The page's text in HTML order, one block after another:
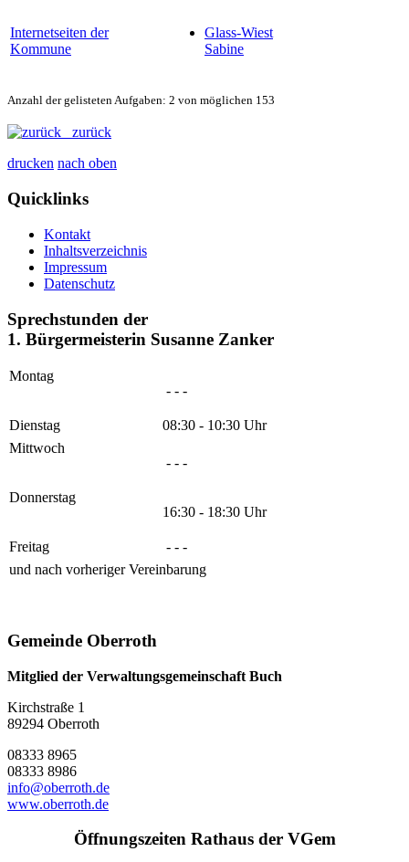
Internetseiten der
Kommune
Glass-Wiest
Sabine
Anzahl der gelisteten Aufgaben: 2 von möglichen 153
zurück
drucken nach oben
Quicklinks
Kontakt
Inhaltsverzeichnis
Impressum
Datenschutz
Sprechstunden der
1. Bürgermeisterin Susanne Zanker
Montag
- - -
Dienstag
08:30 - 10:30 Uhr
Mittwoch
- - -
Donnerstag
16:30 - 18:30 Uhr
Freitag
- - -
und nach vorheriger Vereinbarung
Gemeinde Oberroth
Mitglied der Verwaltungsgemeinschaft Buch
Kirchstraße 1
89294 Oberroth
08333 8965
08333 8986
info@oberroth.de
www.oberroth.de
Öffnungszeiten Rathaus der VGem